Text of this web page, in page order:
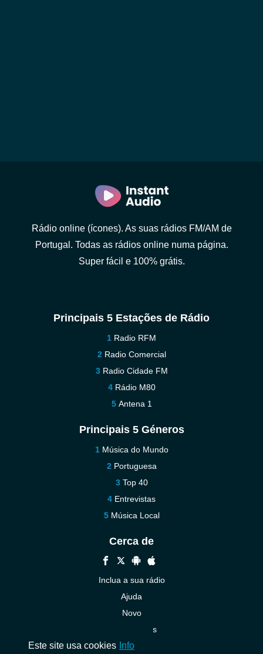
Rádio online (ícones). As suas rádios FM/AM de
Portugal. Todas as rádios online numa página.
Super fácil e 100% grátis.
Principais 5 Estações de Rádio
Radio RFM
Radio Comercial
Radio Cidade FM
Rádio M80
Antena 1
Principais 5 Géneros
Música do Mundo
Portuguesa
Top 40
Entrevistas
Música Local
Cerca de
Inclua a sua rádio
Ajuda
Novo
Contacte-nos
Este site usa cookies Info